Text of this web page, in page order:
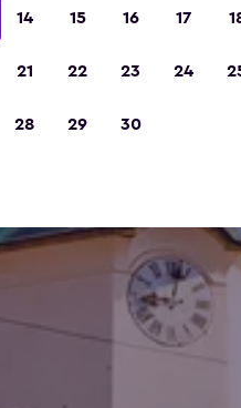
14 15 16 17
21 22 23 24
28 29 30